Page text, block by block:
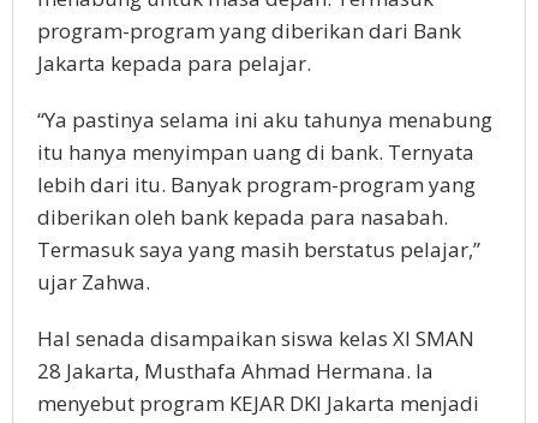
program-program yang diberikan dari Bank
Jakarta kepada para pelajar.
“Ya pastinya selama ini aku tahunya menabung
itu hanya menyimpan uang di bank. Ternyata
lebih dari itu. Banyak program-program yang
diberikan oleh bank kepada para nasabah.
Termasuk saya yang masih berstatus pelajar,”
ujar Zahwa.
Hal senada disampaikan siswa kelas XI SMAN
28 Jakarta, Musthafa Ahmad Hermana. Ia
menyebut program KEJAR DKI Jakarta menjadi